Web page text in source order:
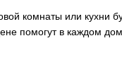
комнаты или кухни
помогут в каждом